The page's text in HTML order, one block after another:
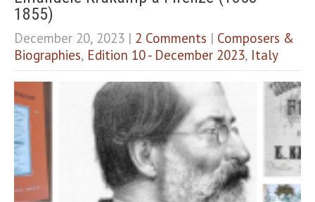
1855)
December 20, 2023 | 2 Comments | Composers &
Biographies, Edition 10 - December 2023, Italy